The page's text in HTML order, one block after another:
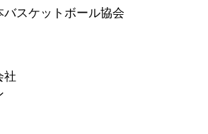
スケットボール協会
社